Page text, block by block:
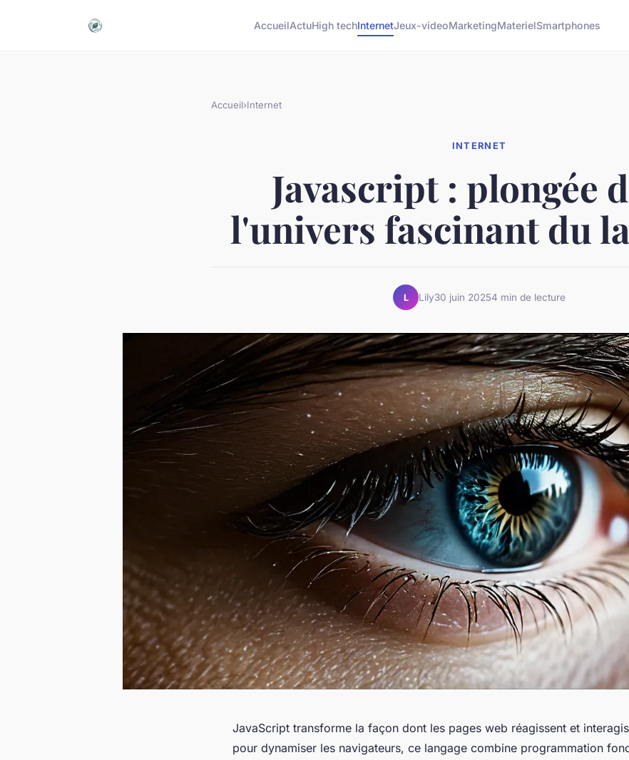
AccueilActuHigh techInternetJeux-videoMarketingMaterielSmartphones
Accueil›Internet
INTERNET
Javascript : plongée
l'univers fascinant du
L Lily30 juin 20254 min de lecture
JavaScript transforme la façon dont les pages web réagissent et
pour dynamiser les navigateurs, ce langage combine programmation